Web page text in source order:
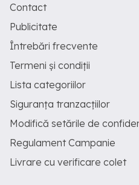
Contact
Publicitate
Întrebări frecvente
Termeni și condiții
Lista categoriilor
Siguranța tranzacțiilor
Modifică setările de
Regulament Campanie
Livrare cu verificare colet